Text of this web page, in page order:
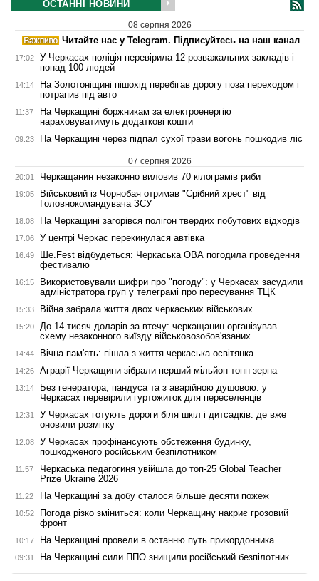
ОСТАННІ НОВИНИ
08 серпня 2026
Читайте нас у Telegram. Підписуйтесь на наш канал
17:02
У Черкасах поліція перевірила 12 розважальних закладів і
понад 100 людей
14:14
На Золотоніщині пішохід перебігав дорогу поза переходом і
потрапив під авто
11:37
На Черкащині боржникам за електроенергію
нараховуватимуть додаткові кошти
09:23 На Черкащині через підпал сухої трави вогонь пошкодив ліс
07 серпня 2026
20:01 Черкащанин незаконно виловив 70 кілограмів риби
19:05
Військовий із Чорнобая отримав "Срібний хрест" від
Головнокомандувача ЗСУ
18:08 На Черкащині загорівся полігон твердих побутових відходів
17:06 У центрі Черкас перекинулася автівка
16:49
Ше.Fest відбудеться: Черкаська ОВА погодила проведення
фестивалю
16:15
Використовували шифри про "погоду": у Черкасах засудили
адміністратора груп у телеграмі про пересування ТЦК
15:33 Війна забрала життя двох черкаських військових
15:20
До 14 тисяч доларів за втечу: черкащанин організував
схему незаконного виїзду військовозобов'язаних
14:44 Вічна пам'ять: пішла з життя черкаська освітянка
14:26 Аграрії Черкащини зібрали перший мільйон тонн зерна
13:14
Без генератора, пандуса та з аварійною душовою: у
Черкасах перевірили гуртожиток для переселенців
12:31
У Черкасах готують дороги біля шкіл і дитсадків: де вже
оновили розмітку
12:08
У Черкасах профінансують обстеження будинку,
пошкодженого російським безпілотником
11:57
Черкаська педагогиня увійшла до топ-25 Global Teacher
Prize Ukraine 2026
11:22 На Черкащині за добу сталося більше десяти пожеж
10:52
Погода різко зміниться: коли Черкащину накриє грозовий
фронт
10:17 На Черкащині провели в останню путь прикордонника
09:31 На Черкащині сили ППО знищили російський безпілотник